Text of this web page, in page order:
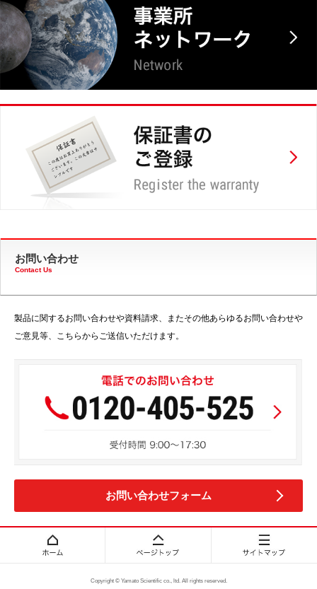
お問い合わせ
Contact Us
製品に関するお問い合わせや資料請求、またその他あらゆるお問い合わせや
ご意見等、こちらからご送信いただけます。
お問い合わせフォーム
Copyright © Yamato Scientific co., ltd. All rights reserved.